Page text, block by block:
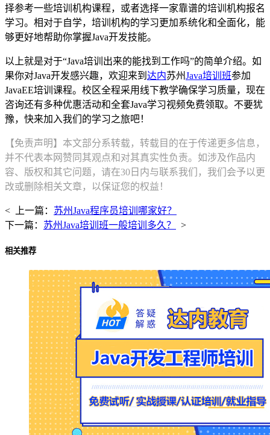
择参考一些培训机构课程，或者选择一家靠谱的培训机构报名
学习。相对于自学，培训机构的学习更加系统化和全面化，能
够更好地帮助你掌握Java开发技能。
以上就是对于“Java培训出来的能找到工作吗”的简单介绍。如
果你对Java开发感兴趣，欢迎来到 达内苏州Java培训班参加
JavaEE培训课程。校区全程采用线下教学确保学习质量，现在
咨询还有多种优惠活动和全套Java学习视频免费领取。不要犹
豫，快来加入我们的学习之旅吧！
【免责声明】本文部分系转载，转载目的在于传递更多信息，
并不代表本网赞同其观点和对其真实性负责。如涉及作品内
容、版权和其它问题，请在30日内与联系我们，我们会予以更
改或删除相关文章，以保证您的权益！
< 上一篇： 苏州Java程序员培训哪家好？
下一篇： 苏州Java培训班一般培训多久？ >
相关推荐